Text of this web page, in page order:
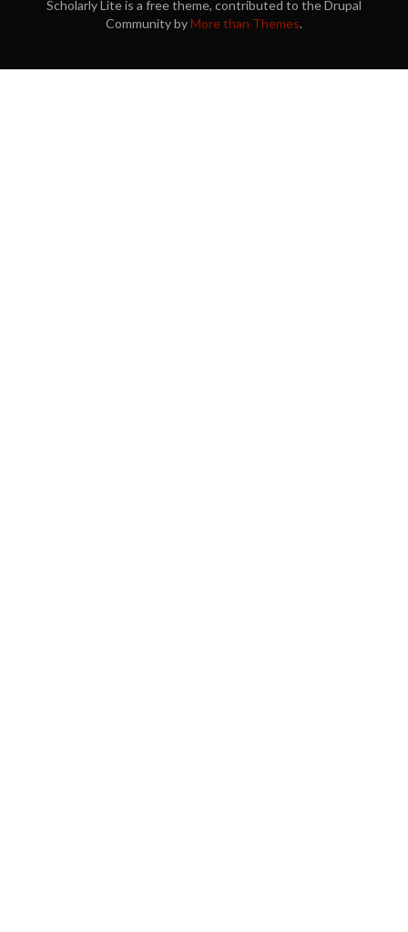
Scholarly Lite is a free theme, contributed to the Drupal
Community byMore than Themes.